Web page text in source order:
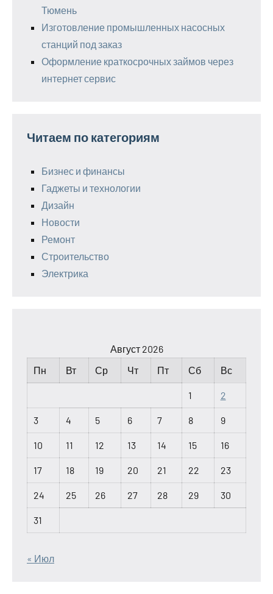
Тюмень
Изготовление промышленных насосных
станций под заказ
Оформление краткосрочных займов через
интернет сервис
Читаем по категориям
Бизнес и финансы
Гаджеты и технологии
Дизайн
Новости
Ремонт
Строительство
Электрика
Август 2026
Пн
Вт Ср Чт Пт Сб Вс
1 2
3 4 5 6 7 8 9
10 11 12 13 14 15 16
17 18 19 20 21 22 23
24 25 26 27 28 29 30
31
« Июл